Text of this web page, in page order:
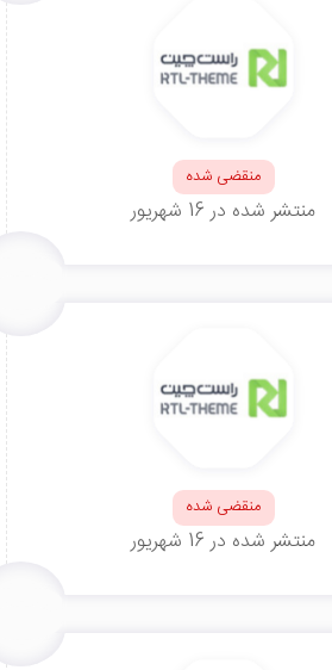
منقضی شده
منتشر شده در 16 شهریور
منقضی شده
منتشر شده در 16 شهریور